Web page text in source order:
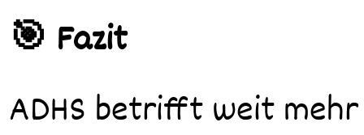
🎯 Fazit
ADHS betrifft weit